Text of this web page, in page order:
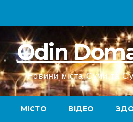
Odin
Новини міста Суми та
МІСТО ВІДЕО